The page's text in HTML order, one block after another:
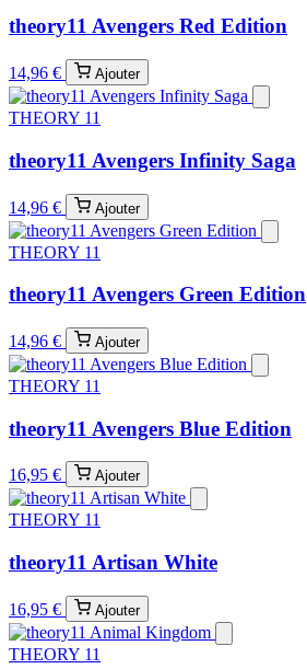
theory11 Avengers Red Edition
14,96 € Ajouter
THEORY 11
theory11 Avengers Infinity Saga
14,96 € Ajouter
THEORY 11
theory11 Avengers Green Edition
14,96 € Ajouter
THEORY 11
theory11 Avengers Blue Edition
16,95 € Ajouter
THEORY 11
theory11 Artisan White
16,95 € Ajouter
THEORY 11